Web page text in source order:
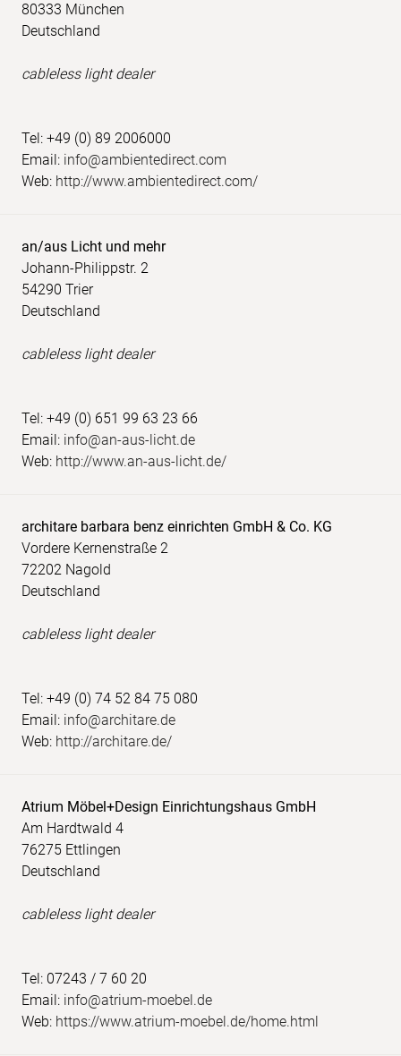
80333 München
Deutschland
cableless light dealer
Tel: +49 (0) 89 2006000
Email: info@ambientedirect.com
Web: http://www.ambientedirect.com/
an/aus Licht und mehr
Johann-Philippstr. 2
54290 Trier
Deutschland
cableless light dealer
Tel: +49 (0) 651 99 63 23 66
Email: info@an-aus-licht.de
Web: http://www.an-aus-licht.de/
architare barbara benz einrichten GmbH & Co. KG
Vordere Kernenstraße 2
72202 Nagold
Deutschland
cableless light dealer
Tel: +49 (0) 74 52 84 75 080
Email: info@architare.de
Web: http://architare.de/
Atrium Möbel+Design Einrichtungshaus GmbH
Am Hardtwald 4
76275 Ettlingen
Deutschland
cableless light dealer
Tel: 07243 / 7 60 20
Email: info@atrium-moebel.de
Web: https://www.atrium-moebel.de/home.html